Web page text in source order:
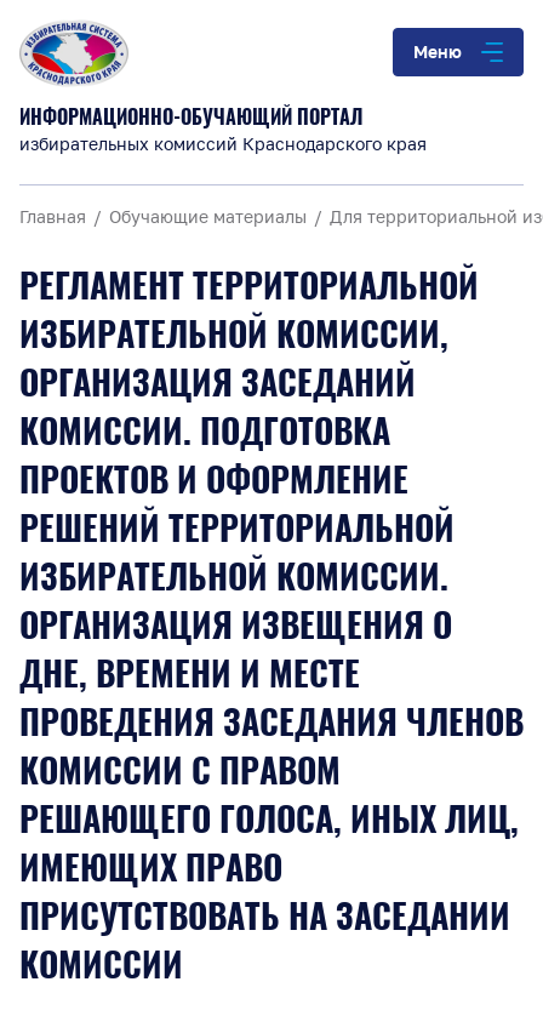
Меню
ИНФОРМАЦИОННО-ОБУЧАЮЩИЙ ПОРТАЛ
избирательных комиссий Краснодарского края
Главная Обучающие материалы Для территориальной
РЕГЛАМЕНТ ТЕРРИТОРИАЛЬНОЙ
ИЗБИРАТЕЛЬНОЙ КОМИССИИ,
ОРГАНИЗАЦИЯ ЗАСЕДАНИЙ
КОМИССИИ. ПОДГОТОВКА
ПРОЕКТОВ И ОФОРМЛЕНИЕ
РЕШЕНИЙ ТЕРРИТОРИАЛЬНОЙ
ИЗБИРАТЕЛЬНОЙ КОМИССИИ.
ОРГАНИЗАЦИЯ ИЗВЕЩЕНИЯ О
ДНЕ, ВРЕМЕНИ И МЕСТЕ
ПРОВЕДЕНИЯ ЗАСЕДАНИЯ ЧЛЕНОВ
КОМИССИИ С ПРАВОМ
РЕШАЮЩЕГО ГОЛОСА, ИНЫХ ЛИЦ,
ИМЕЮЩИХ ПРАВО
ПРИСУТСТВОВАТЬ НА ЗАСЕДАНИИ
КОМИССИИ